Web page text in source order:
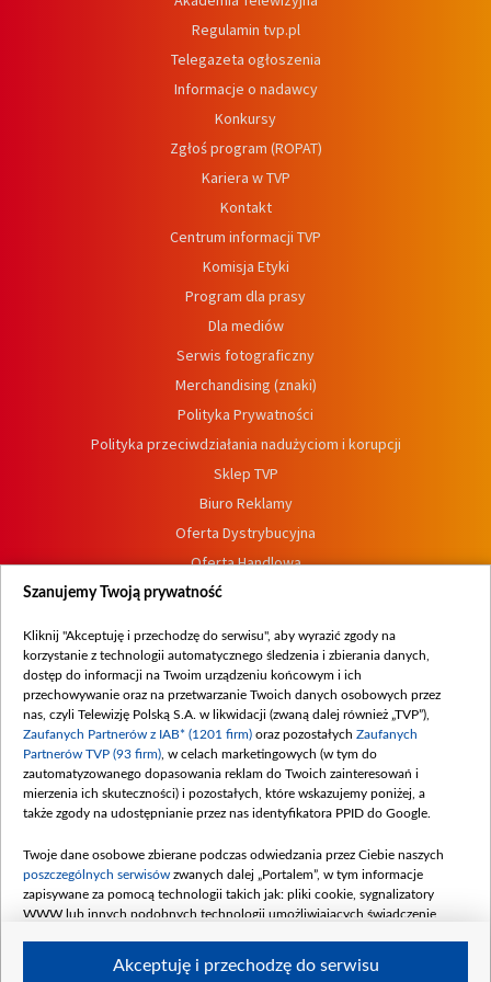
Regulamin tvp.pl
Telegazeta ogłoszenia
Informacje o nadawcy
Konkursy
Zgłoś program (ROPAT)
Kariera w TVP
Kontakt
Centrum informacji TVP
Komisja Etyki
Program dla prasy
Dla mediów
Serwis fotograficzny
Merchandising (znaki)
Polityka Prywatności
Polityka przeciwdziałania nadużyciom i korupcji
Sklep TVP
Biuro Reklamy
Oferta Dystrybucyjna
Oferta Handlowa
Dostępność
Procedura zgłoszeń wewnętrznych
Szanujemy Twoją prywatność
Kliknij "Akceptuję i przechodzę do serwisu", aby wyrazić zgody na
korzystanie z technologii automatycznego śledzenia i zbierania danych,
dostęp do informacji na Twoim urządzeniu końcowym i ich
przechowywanie oraz na przetwarzanie Twoich danych osobowych przez
nas, czyli Telewizję Polską S.A. w likwidacji (zwaną dalej również „TVP”),
Zaufanych Partnerów z IAB* (1201 firm) oraz pozostałych Zaufanych
Partnerów TVP (93 firm) , w celach marketingowych (w tym do
zautomatyzowanego dopasowania reklam do Twoich zainteresowań i
mierzenia ich skuteczności) i pozostałych, które wskazujemy poniżej, a
także zgody na udostępnianie przez nas identyfikatora PPID do Google.
Twoje dane osobowe zbierane podczas odwiedzania przez Ciebie naszych
poszczególnych serwisów zwanych dalej „Portalem”, w tym informacje
zapisywane za pomocą technologii takich jak: pliki cookie, sygnalizatory
WWW lub innych podobnych technologii umożliwiających świadczenie
Akceptuję i przechodzę do serwisu